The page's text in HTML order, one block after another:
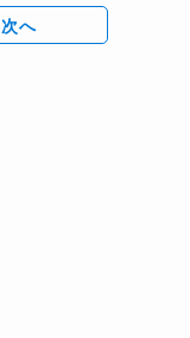
次へ